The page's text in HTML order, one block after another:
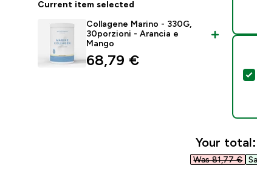
Current item selected
Collagene Marino - 330G,
30porzioni - Arancia e
Mango
68,79 €‎
Your total:
Was 81,77 €‎